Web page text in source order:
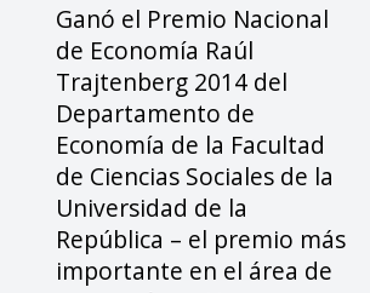
Ganó el Premio Nacional
de Economía Raúl
Trajtenberg 2014 del
Departamento de
Economía de la Facultad
de Ciencias Sociales de la
Universidad de la
República – el premio más
importante en el área de